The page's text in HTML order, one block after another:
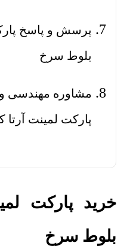
بلوط سرخ
مشاوره مهندسی
پارکت لمینت آرتا کد 760 بلوط
بلوط سرخ